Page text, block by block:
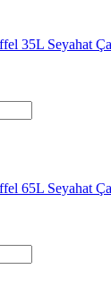
35L Seyahat
65L Seyahat